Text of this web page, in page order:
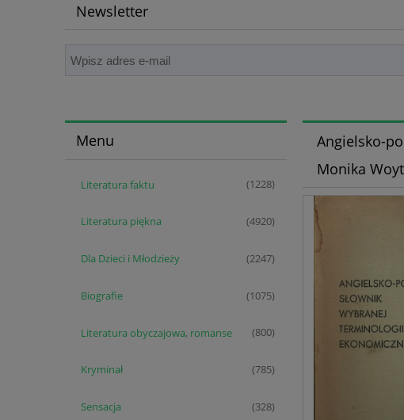
Newsletter
Menu
Literatura faktu (1228)
Literatura piękna (4920)
Dla Dzieci i Młodzieży (2247)
Biografie (1075)
Literatura obyczajowa, romanse (800)
Kryminał (785)
Sensacja (328)
Angielsko-
Monika